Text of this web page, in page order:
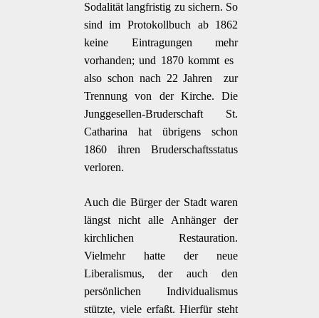
Sodalität langfristig zu sichern. So
sind im Protokollbuch ab 1862
keine Eintragungen mehr
vorhanden; und 1870 kommt es 
also schon nach 22 Jahren  zur
Trennung von der Kirche. Die
Junggesellen-Bruderschaft St.
Catharina hat übrigens schon
1860 ihren Bruderschaftsstatus
verloren.
Auch die Bürger der Stadt waren
längst nicht alle Anhänger der
kirchlichen Restauration.
Vielmehr hatte der neue
Liberalismus, der auch den
persönlichen Individualismus
stützte, viele erfaßt. Hierfür steht